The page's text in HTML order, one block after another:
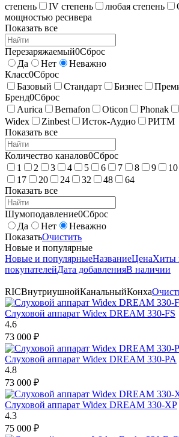
степень
IV степень любая степень
мощностью ресивера
Показать все
Перезаряжаемый0Сброс
Да
Нет
Неважно
Класс0Сброс
Базовый
Стандарт Бизнес
Бренд0Сброс
Aurica
Bernafon Oticon Phonak
Widex
Zinbest Исток-Аудио
РИТМ
Показать все
Количество каналов0Сброс
1
2 3 4 5 6 7 8 9 10
17
20 24 32 48
64
Показать все
Шумоподавление0Сброс
Да
Нет
Неважно
ПоказатьОчистить
Новые и популярные
Новые и популярныеНазваниеЦенаХиты
покупателейДата добавленияВ наличии
RICВнутриушнойКанальныйКонха
Слуховой аппарат Widex DREAM 330-FS
4.6
73 000 ₽
Слуховой аппарат Widex DREAM 330-PA
4.8
73 000 ₽
Слуховой аппарат Widex DREAM 330-XP
4.3
75 000 ₽